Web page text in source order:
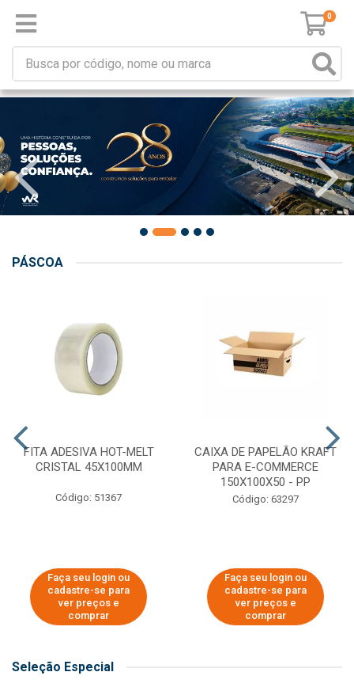
0
PÁSCOA
FITA ADESIVA HOT-MELT
CRISTAL 45X100MM
Código: 51367
Faça seu login ou
cadastre-se para
ver preços e
comprar
CAIXA DE PAPELÃO KRAFT
PARA E-COMMERCE
150X100X50 - PP
Código: 63297
Faça seu login ou
cadastre-se para
ver preços e
comprar
Seleção Especial